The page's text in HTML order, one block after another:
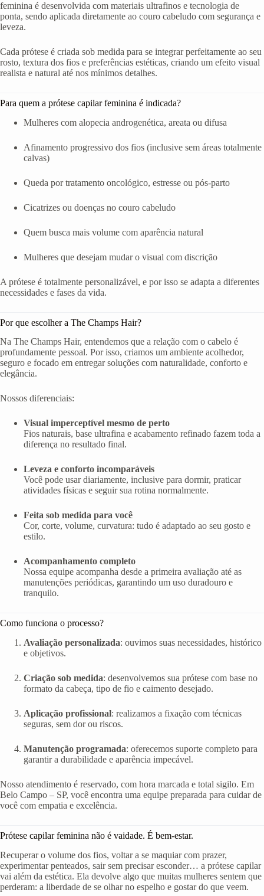
feminina é desenvolvida com materiais ultrafinos e tecnologia de
ponta, sendo aplicada diretamente ao couro cabeludo com segurança e
leveza.
Cada prótese é criada sob medida para se integrar perfeitamente ao seu
rosto, textura dos fios e preferências estéticas, criando um efeito visual
realista e natural até nos mínimos detalhes.
Para quem a prótese capilar feminina é indicada?
Mulheres com alopecia androgenética, areata ou difusa
Afinamento progressivo dos fios (inclusive sem áreas totalmente
calvas)
Queda por tratamento oncológico, estresse ou pós-parto
Cicatrizes ou doenças no couro cabeludo
Quem busca mais volume com aparência natural
Mulheres que desejam mudar o visual com discrição
A prótese é totalmente personalizável, e por isso se adapta a diferentes
necessidades e fases da vida.
Por que escolher a The Champs Hair?
Na The Champs Hair, entendemos que a relação com o cabelo é
profundamente pessoal. Por isso, criamos um ambiente acolhedor,
seguro e focado em entregar soluções com naturalidade, conforto e
elegância.
Nossos diferenciais:
Visual imperceptível mesmo de perto
Fios naturais, base ultrafina e acabamento refinado fazem toda a
diferença no resultado final.
Leveza e conforto incomparáveis
Você pode usar diariamente, inclusive para dormir, praticar
atividades físicas e seguir sua rotina normalmente.
Feita sob medida para você
Cor, corte, volume, curvatura: tudo é adaptado ao seu gosto e
estilo.
Acompanhamento completo
Nossa equipe acompanha desde a primeira avaliação até as
manutenções periódicas, garantindo um uso duradouro e
tranquilo.
Como funciona o processo?
Avaliação personalizada: ouvimos suas necessidades, histórico
e objetivos.
Criação sob medida: desenvolvemos sua prótese com base no
formato da cabeça, tipo de fio e caimento desejado.
Aplicação profissional: realizamos a fixação com técnicas
seguras, sem dor ou riscos.
Manutenção programada: oferecemos suporte completo para
garantir a durabilidade e aparência impecável.
Nosso atendimento é reservado, com hora marcada e total sigilo. Em
Belo Campo – SP, você encontra uma equipe preparada para cuidar de
você com empatia e excelência.
Prótese capilar feminina não é vaidade. É bem-estar.
Recuperar o volume dos fios, voltar a se maquiar com prazer,
experimentar penteados, sair sem precisar esconder… a prótese capilar
vai além da estética. Ela devolve algo que muitas mulheres sentem que
perderam: a liberdade de se olhar no espelho e gostar do que veem.